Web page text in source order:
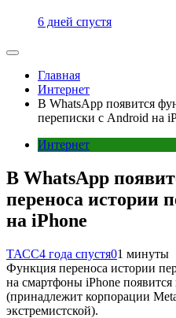
6 дней спустя
Главная
Интернет
В WhatsApp появится
переписки с Android на
Интернет
В WhatsApp
переноса истории
на iPhone
ТАСС4 года спустя01 минуты
Функция переноса истории
на смартфоны iPhone
(принадлежит корпорации
экстремистской).